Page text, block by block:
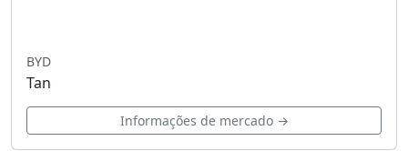
BYD
Tan
Informações de mercado →